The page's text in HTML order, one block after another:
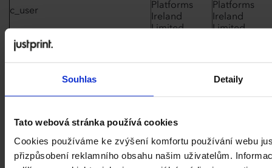
Souhlas Detaily
Tato webová stránka používá cookies
Cookies používáme ke zvýšení komfortu používání webu
přizpůsobení reklamního obsahu našim uživatelům.
c_user
Platforms
Ireland
Limited
Platforms
Ireland
Limited
Limited